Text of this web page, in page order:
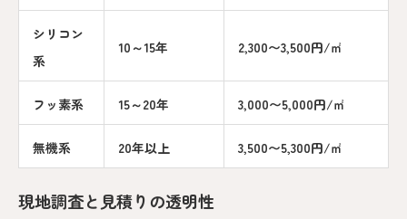
シリコン
系
10～15年 2,300〜3,500円/㎡
フッ素系 15～20年 3,000〜5,000円/㎡
無機系 20年以上 3,500〜5,300円/㎡
現地調査と見積りの透明性